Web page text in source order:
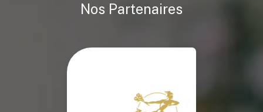
Nos Partenaires